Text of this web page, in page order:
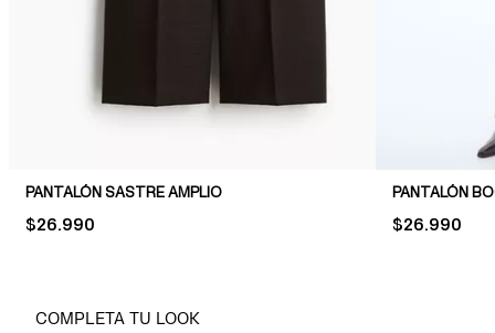
PANTALÓN SASTRE AMPLIO
PRICE:
$26.990
PANTALÓN
PRICE:
$26.990
COMPLETA TU LOOK